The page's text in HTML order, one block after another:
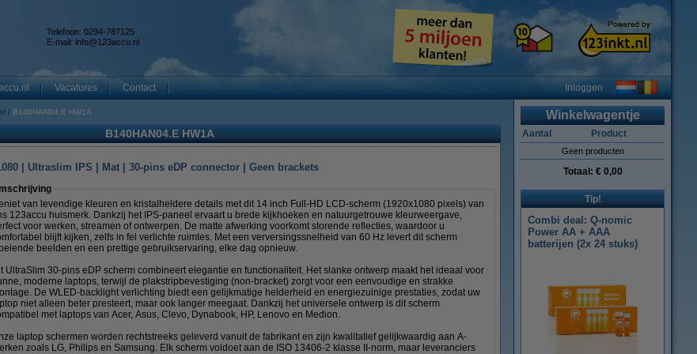
Telefoon: 0294-787125
E-mail: info@123accu.nl
Vacatures Contact Inloggen
B140HAN04.E HW1A
B140HAN04.E HW1A
| Ultraslim IPS | Mat | 30-pins eDP connector | Geen brackets
van levendige kleuren en kristalheldere details met dit 14 inch Full-HD LCD-scherm (1920x1080 pixels) van
123accu huismerk. Dankzij het IPS-paneel ervaart u brede kijkhoeken en natuurgetrouwe kleurweergave,
voor werken, streamen of ontwerpen. De matte afwerking voorkomt storende reflecties, waardoor u
blijft kijken, zelfs in fel verlichte ruimtes. Met een verversingssnelheid van 60 Hz levert dit scherm
beelden en een prettige gebruikservaring, elke dag opnieuw.
UltraSlim 30-pins eDP scherm combineert elegantie en functionaliteit. Het slanke ontwerp maakt het ideaal voor
moderne laptops, terwijl de plakstripbevestiging (non-bracket) zorgt voor een eenvoudige en strakke
De WLED-backlight verlichting biedt een gelijkmatige helderheid en energiezuinige prestaties, zodat uw
niet alleen beter presteert, maar ook langer meegaat. Dankzij het universele ontwerp is dit scherm
met laptops van Acer, Asus, Clevo, Dynabook, HP, Lenovo en Medion.
laptop schermen worden rechtstreeks geleverd vanuit de fabrikant en zijn kwalitatief gelijkwaardig aan A-
zoals LG, Philips en Samsung. Elk scherm voldoet aan de ISO 13406-2 klasse II-norm, maar leveranciers
Winkelwagentje
Aantal Product
Geen producten
Totaal: € 0,00
Tip!
Combi deal: Q-nomic
Power AA + AAA
batterijen (2x 24 stuks)